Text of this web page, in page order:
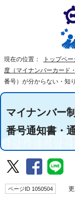
現在の位置： トップペー
度（マイナンバーカード
番号）が分からない・知
マイナンバー
番号通知書・
ページID 1050504 更